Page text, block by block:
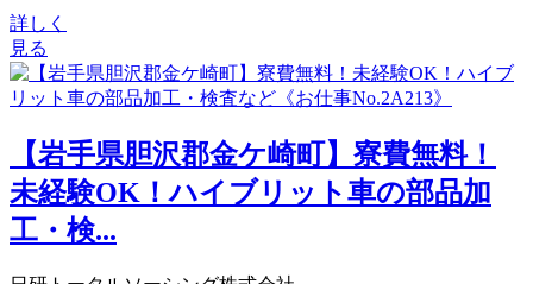
詳しく
見る
【岩手県胆沢郡金ケ崎町】寮費無料！
未経験OK！ハイブリット車の部品加
工・検...